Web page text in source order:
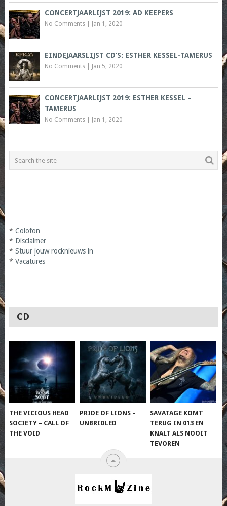
CONCERTJAARLIJST 2019: AD KEEPERS
No Comments| Jan 1, 2020
EINDEJAARSLIJST CD’S: ESTHER KESSEL-TAMERUS
No Comments| Jan 5, 2020
CONCERTJAARLIJST 2019: ESTHER KESSEL –
TAMERUS
No Comments| Jan 1, 2020
* Colofon
* Disclaimer
* Stuur jouw rocknieuws in
* Vacatures
CD
THE VICIOUS HEAD
SOCIETY – CALL OF
THE VOID
PRIDE OF LIONS –
UNBRIDLED
SAVATAGE KOMT
TERUG IN 013 EN
KNALT ALS NOOIT
TEVOREN